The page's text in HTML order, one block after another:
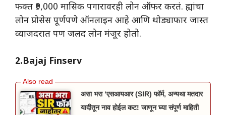
फक्त ₹9,000 मासिक पगारावरही लोन ऑफर करतं. ह्यांचा
लोन प्रोसेस पूर्णपणे ऑनलाइन आहे आणि थोड्याफार जास्त
व्याजदरात पण जलद लोन मंजूर होतो.
2.Bajaj Finserv
असा भरा ‘एसआयआर (SIR) फॉर्म, अन्यथा मतदार
यादीतून नाव होईल कट! जाणून घ्या संपूर्ण माहिती